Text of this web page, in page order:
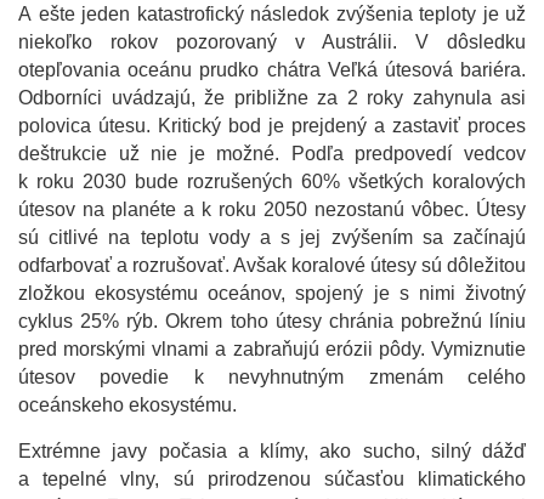
A ešte jeden katastrofický následok zvýšenia teploty je už
niekoľko rokov pozorovaný v Austrálii. V dôsledku
otepľovania oceánu prudko chátra Veľká útesová bariéra.
Odborníci uvádzajú, že približne za 2 roky zahynula asi
polovica útesu. Kritický bod je prejdený a zastaviť proces
deštrukcie už nie je možné. Podľa predpovedí vedcov
k roku 2030 bude rozrušených 60% všetkých koralových
útesov na planéte a k roku 2050 nezostanú vôbec. Útesy
sú citlivé na teplotu vody a s jej zvýšením sa začínajú
odfarbovať a rozrušovať. Avšak koralové útesy sú dôležitou
zložkou ekosystému oceánov, spojený je s nimi životný
cyklus 25% rýb. Okrem toho útesy chránia pobrežnú líniu
pred morskými vlnami a zabraňujú erózii pôdy. Vymiznutie
útesov povedie k nevyhnutným zmenám celého
oceánskeho ekosystému.
Extrémne javy počasia a klímy, ako sucho, silný dážď
a tepelné vlny, sú prirodzenou súčasťou klimatického